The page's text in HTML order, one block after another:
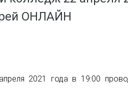
ОНЛАЙН
2021 года в 19:00